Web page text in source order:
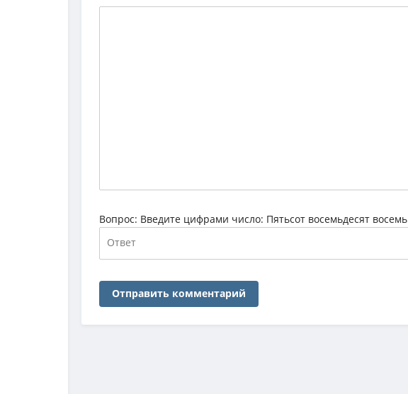
Вопрос: Введите цифрами число: Пятьсот восемьдесят восемь
Отправить комментарий